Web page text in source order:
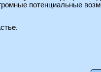
потенциальные